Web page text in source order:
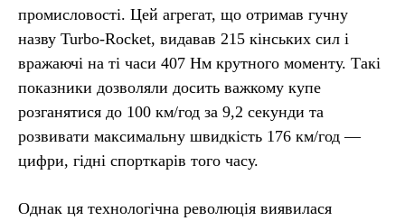
промисловості. Цей агрегат, що отримав гучну
назву Turbo-Rocket, видавав 215 кінських сил і
вражаючі на ті часи 407 Нм крутного моменту. Такі
показники дозволяли досить важкому купе
розганятися до 100 км/год за 9,2 секунди та
розвивати максимальну швидкість 176 км/год —
цифри, гідні спорткарів того часу.
Однак ця технологічна революція виявилася